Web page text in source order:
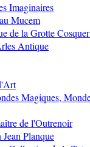
Imaginaires
Mucem
de la Grotte
Antique
Magiques,
de l'Outrenoir
Planque